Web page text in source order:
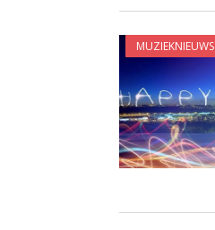
MUZIEKNIEUWS